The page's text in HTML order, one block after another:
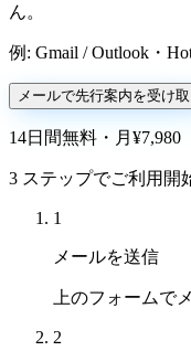
ん。
例: Gmail / Outlook・
メールで先行案内を受け
14日間無料・月
3 ステップでご利用開
1
メールを送信
上のフォームで
2